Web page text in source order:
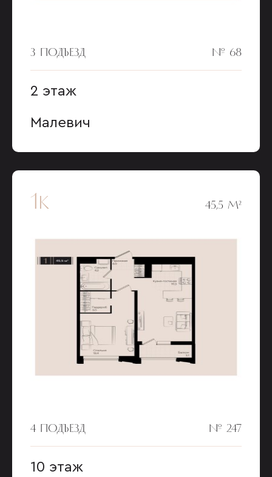
3 ПОДЪЕЗД № 68
2 этаж
Малевич
1к 45,5 М²
4 ПОДЪЕЗД № 247
10 этаж